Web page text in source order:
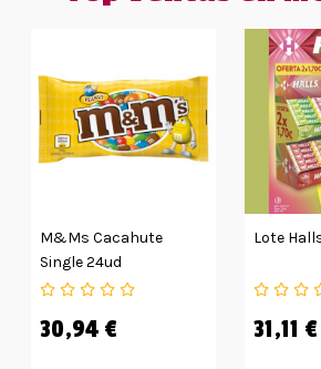
M&Ms Cacahute
Single 24ud
30,94 €
Lote
31,11 €